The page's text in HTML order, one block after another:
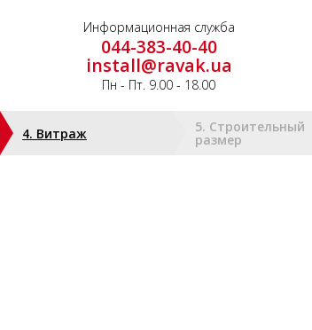
Информационная служба
044-383-40-40
install@ravak.ua
Пн - Пт. 9.00 - 18.00
4. Витраж 5. Строительный
размер